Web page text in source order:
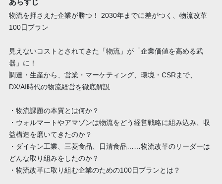
物流を押さえた企業が勝つ！ 2030年までに差がつく、物流改革
100日プラン
見えないコストとされてきた「物流」が「企業価値を高める武
器」に！
調達・生産から、営業・マーケティング、環境・CSRまで、
DX/AI時代の物流経営を徹底解説
・物流課題の本質とは何か？
・ウォルマートやアマゾンは物流をどう経営戦略に組み込み、収
益構造を磨いてきたのか？
・ダイキン工業、三菱食品、日清食品……物流改革のリーダーは
どんな取り組みをしたのか？
・物流改革に取り組む企業のための100日プランとは？